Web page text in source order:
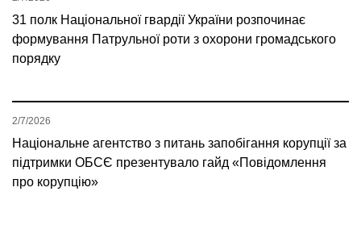
31 полк Національної гвардії України розпочинає
формування Патрульної роти з охорони громадського
порядку
Національне агентство з питань запобігання корупції за
підтримки ОБСЄ презентувало гайд «Повідомлення
про корупцію»
2/7/2026